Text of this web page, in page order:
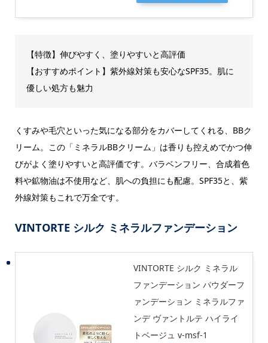
【特徴】伸びやすく、塗りやすいと高評価
【おすすめポイント】紫外線対策も安心なSPF35。肌に
優しい処方も魅力
くすみや毛穴といった気になる部分をカバーしてくれる、BBク
リーム。この「ミネラルBBクリーム」は香りも控えめでかつ伸
びがよく塗りやすいと高評価です。バラベンフリー、合成着色
料や鉱物油は不使用など、肌への負担にも配慮。SPF35と、紫
外線対策もこれで万全です。
VINTORTE シルク ミネラルファンデーション
VINTORTE シルク ミネラル
ファンデーション パウダーフ
ァンデーション ミネラルファ
ンデ ヴァントルテ ハイライ
トベージュ v-msf-1